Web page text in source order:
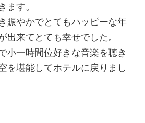
ます。
賑やかでとてもハッピーな年
出来てとても幸せでした。
小一時間位好きな音楽を聴き
を堪能してホテルに戻りまし